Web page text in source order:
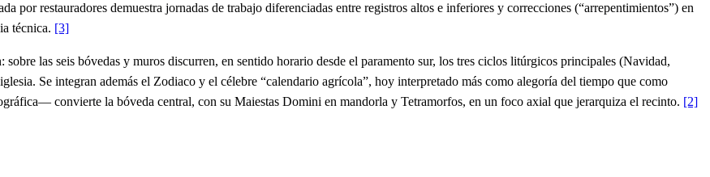
por restauradores demuestra jornadas de trabajo diferenciadas entre registros altos e inferiores y correcciones (“arrepentimientos”) en
técnica. [3]
las seis bóvedas y muros discurren, en sentido horario desde el paramento sur, los tres ciclos litúrgicos principales (Navidad,
Se integran además el Zodiaco y el célebre “calendario agrícola”, hoy interpretado más como alegoría del tiempo que como
convierte la bóveda central, con su Maiestas Domini en mandorla y Tetramorfos, en un foco axial que jerarquiza el recinto. [2]